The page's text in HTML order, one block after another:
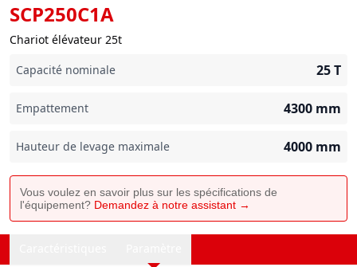
SCP250C1A
Chariot élévateur 25t
Capacité nominale
25T
Empattement 4300 mm
Hauteur de levage maximale 4000 mm
Vous voulez en savoir plus sur les spécifications de
l'équipement? Demandez à notre assistant →